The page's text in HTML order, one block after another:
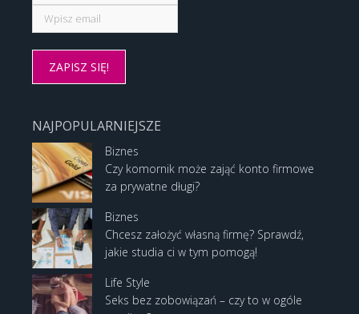
NAJPOPULARNIEJSZE
Biznes
Czy komornik może zająć konto firmowe
za prywatne długi?
Biznes
Chcesz założyć własną firmę? Sprawdź,
jakie studia ci w tym pomogą!
Life Style
Seks bez zobowiązań – czy to w ogóle